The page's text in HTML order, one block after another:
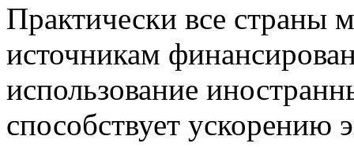
Практически все страны
источникам
использование
способствует ускорению